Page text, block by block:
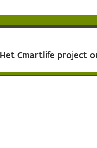
Het Cmartlife project